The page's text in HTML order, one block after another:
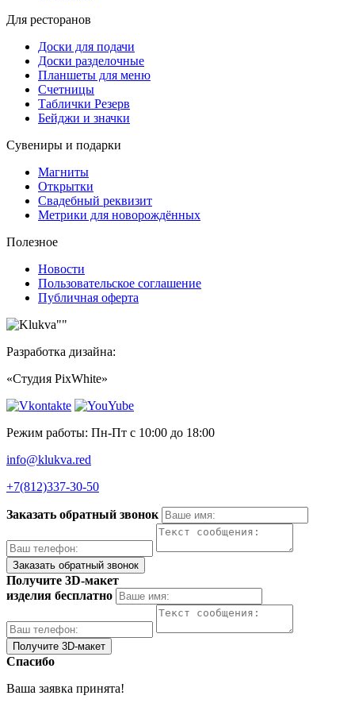
Для ресторанов
Доски для подачи
Доски разделочные
Планшеты для меню
Счетницы
Таблички Резерв
Бейджи и значки
Сувениры и подарки
Магниты
Открытки
Свадебный реквизит
Метрики для новорождённых
Полезное
Новости
Пользовательское соглашение
Публичная оферта
Разработка дизайна:
«Студия PixWhite»
Режим работы: Пн-Пт с 10:00 до 18:00
info@klukva.red
+7(812)337‑30-50
Заказать обратный звонок
Получите 3D-макет
изделия бесплатно
Спасибо
Ваша заявка принята!